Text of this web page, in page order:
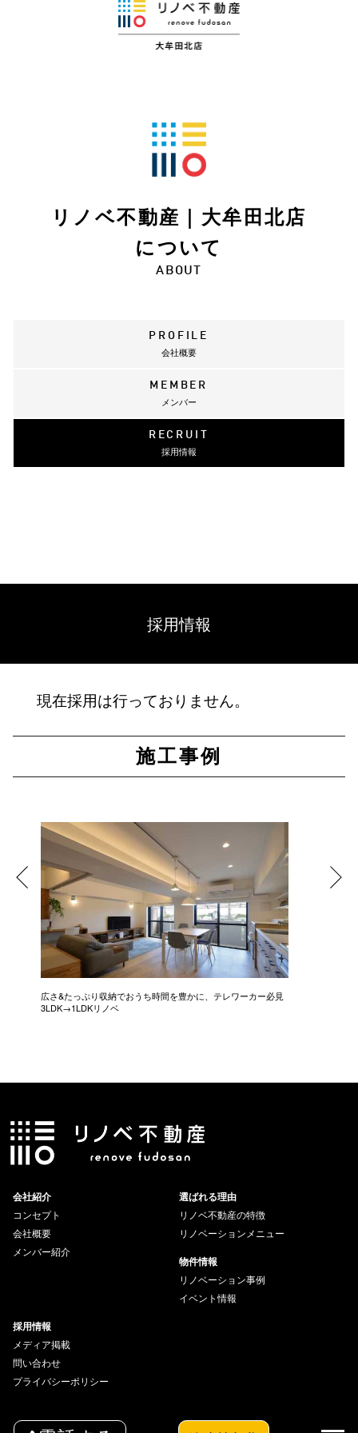
リノベ不動産｜大牟田北店
について
ABOUT
PROFILE
会社概要
MEMBER
メンバー
RECRUIT
採用情報
採用情報
現在採用は行っておりません。
施工事例
広さ&たっぷり収納でおうち時間を豊かに、テレワーカー必見
3LDK→1LDKリノベ
会社紹介
コンセプト
会社概要
メンバー紹介
選ばれる理由
リノベ不動産の特徴
リノベーションメニュー
物件情報
リノベーション事例
イベント情報
採用情報
メディア掲載
問い合わせ
プライバシーポリシー